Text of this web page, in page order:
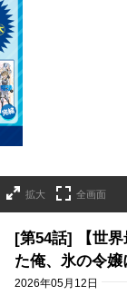
拡大 全画面
[第54話] 【世
た俺、氷の令嬢
2026年05月12日